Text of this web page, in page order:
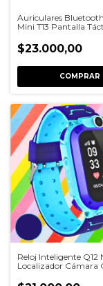
Auriculares
Mini T13 Pantalla
$23.000,00
Reloj Inteligente Q12
Localizador Cámara